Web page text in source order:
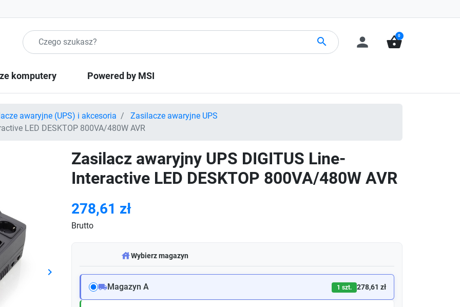
Szukaj produktow search person shopping_basket
0
komputery Powered by MSI
awaryjne (UPS) i akcesoria
Zasilacze awaryjne UPS
LED DESKTOP 800VA/480W AVR
Następny
keyboard_arrow_right
Zasilacz awaryjny UPS DIGITUS Line-
Interactive LED DESKTOP 800VA/480W AVR
278,61 zł
Brutto
warehouseWybierz magazyn
local_shippingMagazyn A 1 szt. 278,61 zł